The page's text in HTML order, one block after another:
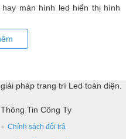
màn hình led hiển thị hình
An cung cấp tất cả các
thuật chuyên sâu cho các
pháp trang trí Led toàn diện.
Thông Tin Công Ty
Chính sách đổi trả